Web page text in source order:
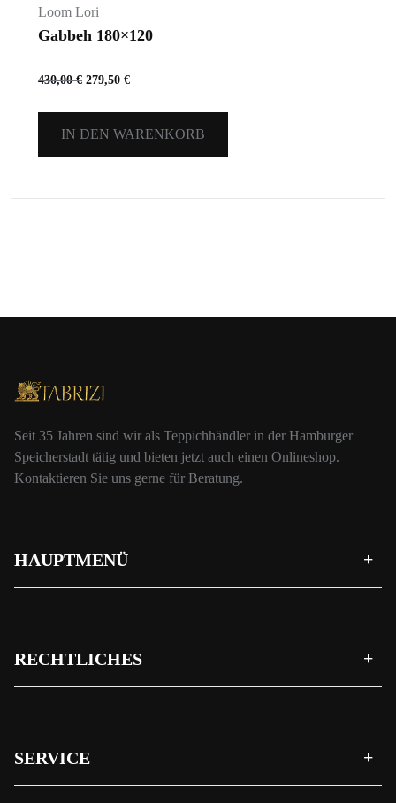
Loom Lori
Gabbeh 180×120
430,00€ 279,50 €
IN DEN WARENKORB
Seit 35 Jahren sind wir als Teppichhändler in der Hamburger
Speicherstadt tätig und bieten jetzt auch einen Onlineshop.
Kontaktieren Sie uns gerne für Beratung.
HAUPTMENÜ
RECHTLICHES
SERVICE